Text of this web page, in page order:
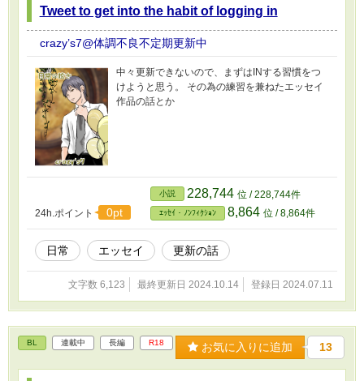
Tweet to get into the habit of logging in
crazy’s7@体調不良不定期更新中
中々更新できないので、まずはINする習慣をつ
けようと思う。 その為の練習を兼ねたエッセイ
作品の話とか
24h.ポイント 0pt
小説 228,744 位 / 228,744件
ｴｯｾｲ・ﾉﾝﾌｨｸｼｮﾝ 8,864 位 / 8,864件
日常 エッセイ 更新の話
文字数 6,123 最終更新日 2024.10.14 登録日 2024.07.11
BL 連載中 長編 R18 お気に入りに追加 13